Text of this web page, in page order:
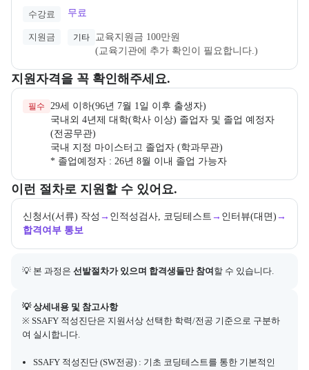
수강료 무료
지원금 기타
교육지원금 100만원
(교육기관에 추가 확인이 필요합니다.)
지원자격을 꼭 확인해주세요.
교육과정 지원 자격과 우대 사항을 각각 묶어서 안내한다.
필수
29세 이하(96년 7월 1일 이후 출생자)
국내외 4년제 대학(학사 이상) 졸업자 및 졸업 예정자
(전공무관)
국내 지정 마이스터고 졸업자 (학과무관)
* 졸업예정자 : 26년 8월 이내 졸업 가능자
이런 절차로 지원할 수 있어요.
교육과정 지원 절차와 참여 조건, 상세 참고사항을 안내한다.
신청서(서류) 작성 → 인적성검사, 코딩테스트 → 인터뷰(대면) →
합격여부 통보
💡 본 과정은 선발절차가 있으며 합격생들만 참여 할 수 있습니다.
💡 상세내용 및 참고사항
아래에는 지원 절차의 상세 설명 및 참고 링크가 포함된다.
※ SSAFY 적성진단은 지원서상 선택한 학력/전공 기준으로 구분하
여 실시합니다.
SSAFY 적성진단 (SW전공) : 기초 코딩테스트를 통한 기본적인